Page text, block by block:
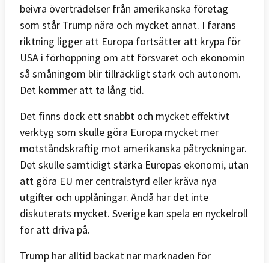
beivra överträdelser från amerikanska företag
som står Trump nära och mycket annat. I farans
riktning ligger att Europa fortsätter att krypa för
USA i förhoppning om att försvaret och ekonomin
så småningom blir tillräckligt stark och autonom.
Det kommer att ta lång tid.
Det finns dock ett snabbt och mycket effektivt
verktyg som skulle göra Europa mycket mer
motståndskraftig mot amerikanska påtryckningar.
Det skulle samtidigt stärka Europas ekonomi, utan
att göra EU mer centralstyrd eller kräva nya
utgifter och upplåningar. Ändå har det inte
diskuterats mycket. Sverige kan spela en nyckelroll
för att driva på.
Trump har alltid backat när marknaden för